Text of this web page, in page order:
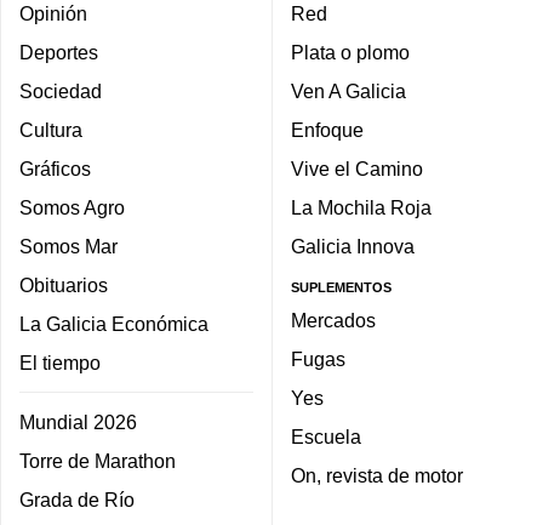
Opinión
Deportes
Sociedad
Cultura
Gráficos
Somos Agro
Somos Mar
Obituarios
La Galicia Económica
El tiempo
Mundial 2026
Torre de Marathon
Grada de Río
Red
Plata o plomo
Ven A Galicia
Enfoque
Vive el Camino
La Mochila Roja
Galicia Innova
SUPLEMENTOS
Mercados
Fugas
Yes
Escuela
On, revista de motor